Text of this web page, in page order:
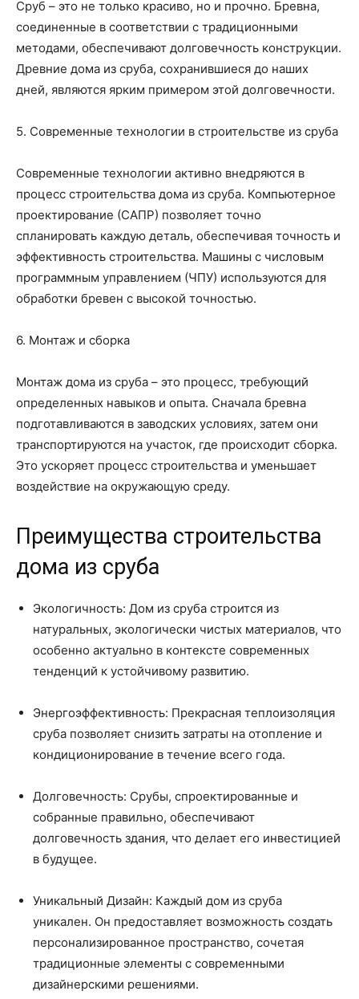
Сруб – это не только красиво, но и прочно. Бревна,
соединенные в соответствии с традиционными
методами, обеспечивают долговечность конструкции.
Древние дома из сруба, сохранившиеся до наших
дней, являются ярким примером этой долговечности.
5. Современные технологии в строительстве из сруба
Современные технологии активно внедряются в
процесс строительства дома из сруба. Компьютерное
проектирование (САПР) позволяет точно
спланировать каждую деталь, обеспечивая точность и
эффективность строительства. Машины с числовым
программным управлением (ЧПУ) используются для
обработки бревен с высокой точностью.
6. Монтаж и сборка
Монтаж дома из сруба – это процесс, требующий
определенных навыков и опыта. Сначала бревна
подготавливаются в заводских условиях, затем они
транспортируются на участок, где происходит сборка.
Это ускоряет процесс строительства и уменьшает
воздействие на окружающую среду.
Преимущества строительства
дома из сруба
Экологичность: Дом из сруба строится из
натуральных, экологически чистых материалов, что
особенно актуально в контексте современных
тенденций к устойчивому развитию.
Энергоэффективность: Прекрасная теплоизоляция
сруба позволяет снизить затраты на отопление и
кондиционирование в течение всего года.
Долговечность: Срубы, спроектированные и
собранные правильно, обеспечивают
долговечность здания, что делает его инвестицией
в будущее.
Уникальный Дизайн: Каждый дом из сруба
уникален. Он предоставляет возможность создать
персонализированное пространство, сочетая
традиционные элементы с современными
дизайнерскими решениями.